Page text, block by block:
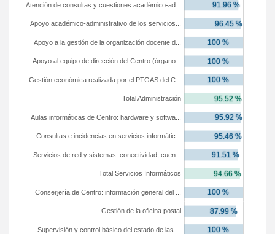
Supervisión y control básico del estado de las ...
Gestión de la oficina postal
Conserjería de Centro: información general del ...
Total Servicios Informáticos
Servicios de red y sistemas: conectividad, cuen...
Consultas e incidencias en servicios informátic...
Aulas informáticas de Centro: hardware y softwa...
Total Administración
Gestión económica realizada por el PTGAS del C...
Apoyo al equipo de dirección del Centro (órgano...
Apoyo a la gestión de la organización docente d...
Apoyo académico-administrativo de los servicios...
Atención de consultas y cuestiones académico-ad...